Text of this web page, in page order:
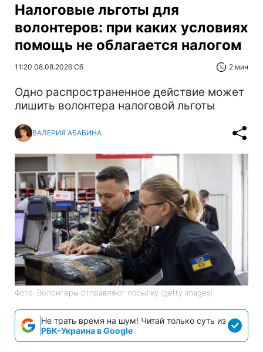
Налоговые льготы для
волонтеров: при каких условиях
помощь не облагается налогом
11:20 08.08.2026 Сб 2 мин
Одно распространенное действие может
лишить волонтера налоговой льготы
ВАЛЕРИЯ АБАБИНА
Фото: Волонтеры отправляют посылку (getty images)
Не трать время на шум! Читай только суть из
РБК-Украина в Google